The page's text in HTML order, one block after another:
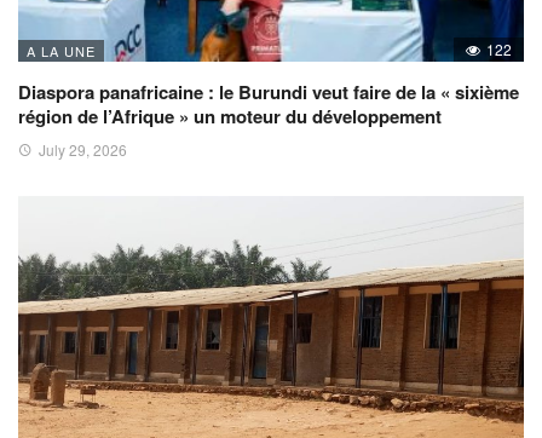
A LA UNE 122
Diaspora panafricaine : le Burundi veut faire de la « sixième
région de l’Afrique » un moteur du développement
July 29, 2026